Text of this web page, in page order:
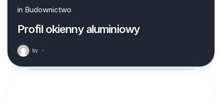
in Budownictwo
Profil okienny aluminiowy
by ·